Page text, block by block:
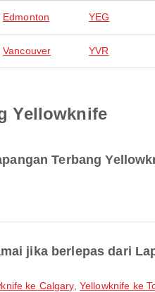
Edmonton YEG
Vancouver YVR
Yellowknife
Terbang
jika berlepas dari
ke Calgary, Yellowknife ke